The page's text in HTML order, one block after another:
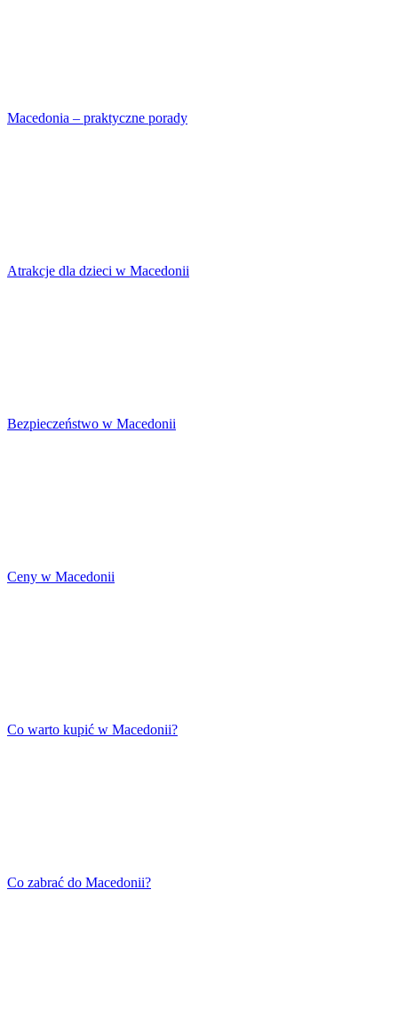
Macedonia – praktyczne porady
Atrakcje dla dzieci w Macedonii
Bezpieczeństwo w Macedonii
Ceny w Macedonii
Co warto kupić w Macedonii?
Co zabrać do Macedonii?